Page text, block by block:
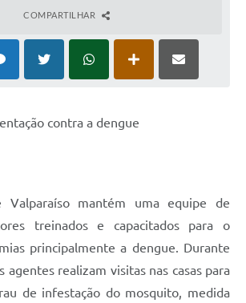
COMPARTILHAR
contra a dengue
mantém uma equipe de
treinados e capacitados para o
principalmente a dengue. Durante
agentes realizam visitas nas casas para
de infestação do mosquito, medida